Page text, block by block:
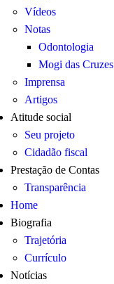
Vídeos
Notas
Odontologia
Mogi das Cruzes
Imprensa
Artigos
Atitude social
Seu projeto
Cidadão fiscal
Prestação de Contas
Transparência
Home
Biografia
Trajetória
Currículo
Notícias